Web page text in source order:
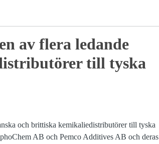
av flera ledande
till tyska
och brittiska kemikaliedistributörer till tyska
AB och Pemco Additives AB och deras